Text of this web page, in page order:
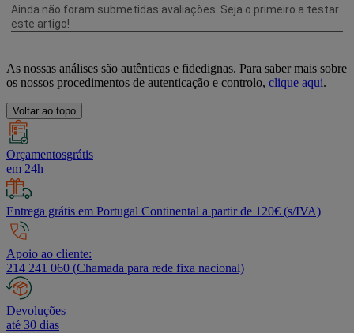
As nossas análises são autênticas e fidedignas. Para saber mais sobre
os nossos procedimentos de autenticação e controlo, clique aqui.
Voltar ao topo
Orçamentosgrátis
em 24h
Entrega grátis em Portugal Continental a partir de 120€ (s/IVA)
Apoio ao cliente:
214 241 060 (Chamada para rede fixa nacional)
Devoluções
até 30 dias